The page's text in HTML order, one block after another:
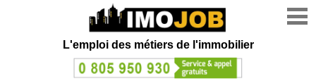
L'emploi des métiers de l'immobilier